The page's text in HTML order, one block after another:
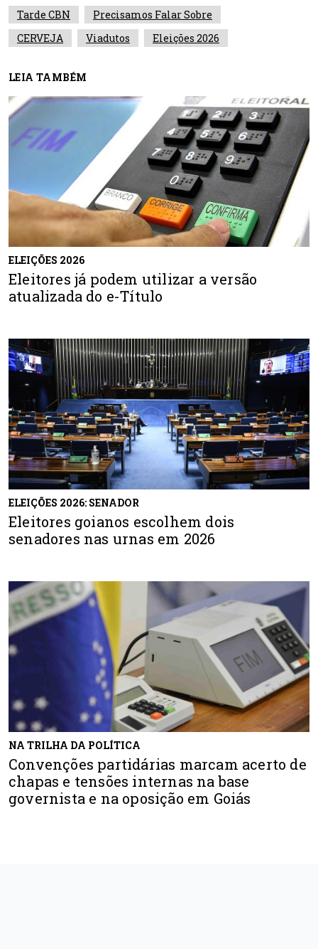
Tarde CBN
Precisamos Falar Sobre
CERVEJA
Viadutos Eleições 2026
LEIA TAMBÉM
ELEIÇÕES 2026
Eleitores já podem utilizar a versão
atualizada do e-Título
ELEIÇÕES 2026: SENADOR
Eleitores goianos escolhem dois
senadores nas urnas em 2026
NA TRILHA DA POLÍTICA
Convenções partidárias marcam acerto de
chapas e tensões internas na base
governista e na oposição em Goiás